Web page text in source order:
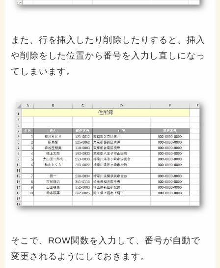
また、行を挿入したり削除したりすると、挿入
や削除をした位置から番号を入力し直しになっ
てしまいます。
そこで、ROW関数を入力して、番号が自動で
変更されるようにしておきます。